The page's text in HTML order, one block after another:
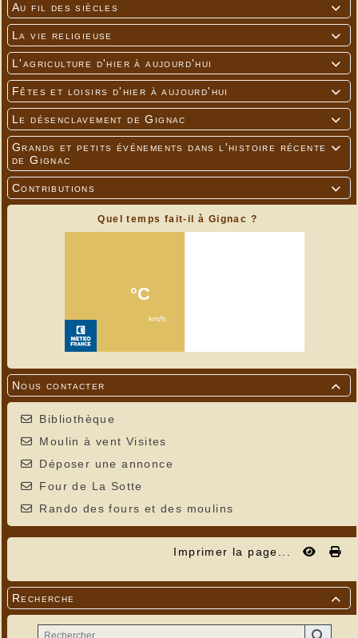

Au fil des siècles

La vie religieuse

L'agriculture d'hier à aujourd'hui

Fêtes et loisirs d'hier à aujourd'hui

Le désenclavement de Gignac

Grands et petits événements dans l'histoire récente
de Gignac

Contributions
Quel temps fait-il à Gignac ?

Nous contacter
Bibliothèque
Moulin à vent Visites
Déposer une annonce
Four de La Sotte
Rando des fours et des moulins
Imprimer la page...

Recherche